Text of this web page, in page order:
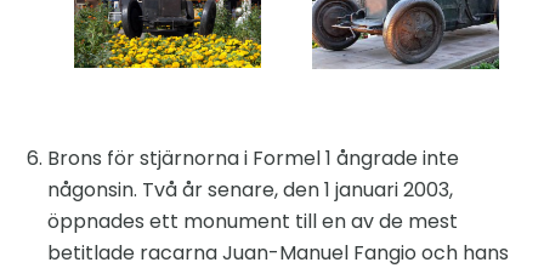
Brons för stjärnorna i Formel 1 ångrade inte
någonsin. Två år senare, den 1 januari 2003,
öppnades ett monument till en av de mest
betitlade racarna Juan-Manuel Fangio och hans